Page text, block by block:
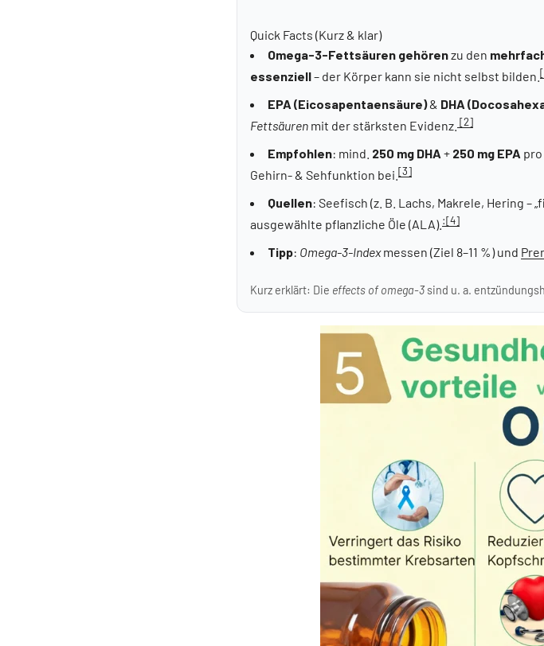
Quick Facts (Kurz & klar)
Omega-3-Fettsäuren gehörenzu den
essenziell– der Körper kann sie nicht selbst bilden.
EPA (Eicosapentaensäure)& DHA
Fettsäuren mit der stärksten Evidenz. [2]
Empfohlen: mind. 250 mg DHA + 250 mg EPA
Gehirn- & Sehfunktion bei. [3]
Quellen: Seefisch (z. B. Lachs, Makrele, Hering –
ausgewählte pflanzliche Öle (ALA). :[4]
Tipp: Omega-3-Indexmessen (Ziel 8–11 %) und
Kurz erklärt: Die effects of omega-3 sind u. a.